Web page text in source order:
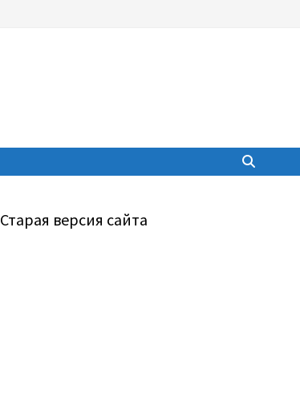
Старая версия сайта